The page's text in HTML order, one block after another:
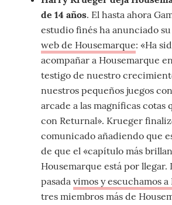
de 14 años. El hasta ahora
estudio finés ha anunciado
web de Housemarque: «Ha
acompañar a Housemarque
testigo de nuestro
nuestros pequeños juegos
arcade a las magníficas cotas
con Returnal». Krueger
comunicado añadiendo que
de que el «capítulo más
Housemarque está por llegar.
pasada vimos y escuchamos
tres miembros más de